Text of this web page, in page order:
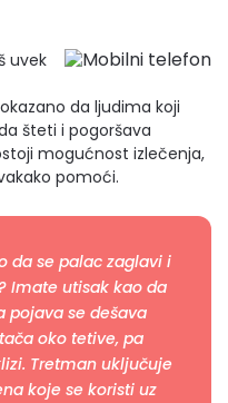
uvek
da ljudima koji
šteti i pogoršava
mogućnost izlečenja,
pomoći.
da se palac zaglavi i
Imate utisak kao da
pojava se dešava
oko tetive, pa
Tretman uključuje
koje se koristi uz